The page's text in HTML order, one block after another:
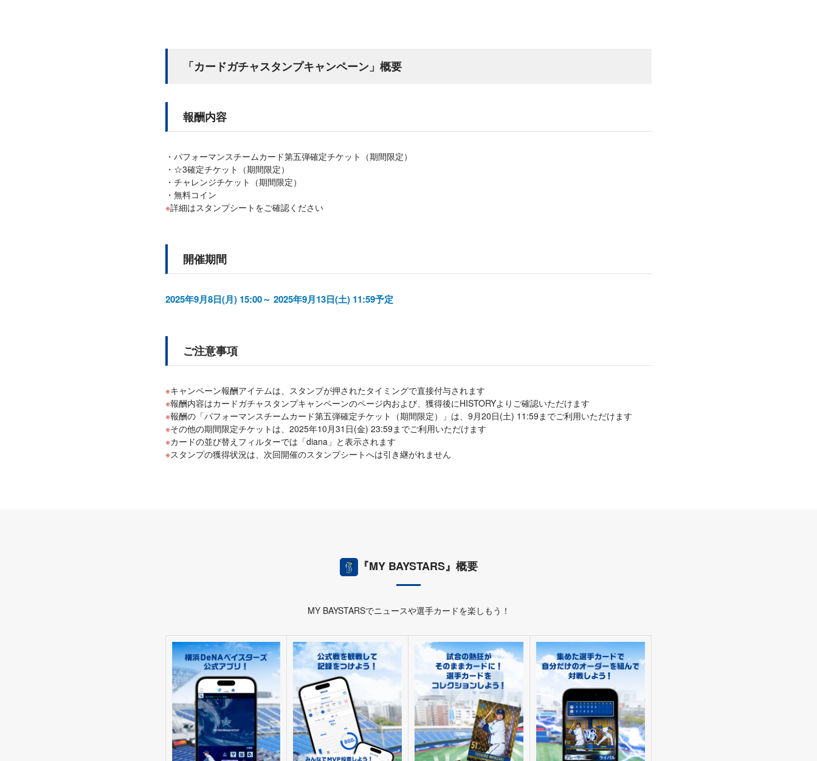
「カードガチャスタンプキャンペーン」概要
報酬内容
パフォーマンスチームカード第五弾確定チケット（期間限定）
☆3確定チケット（期間限定）
チャレンジチケット（期間限定）
無料コイン
詳細はスタンプシートをご確認ください
開催期間
2025年9月8日(月) 15:00～ 2025年9月13日(土) 11:59予定
ご注意事項
キャンペーン報酬アイテムは、スタンプが押されたタイミングで直接付与されます
報酬内容はカードガチャスタンプキャンペーンのページ内および、獲得後にHISTORYよりご確認いただけます
報酬の「パフォーマンスチームカード第五弾確定チケット（期間限定）」は、9月20日(土) 11:59までご利用いただけます
その他の期間限定チケットは、2025年10月31日(金) 23:59までご利用いただけます
カードの並び替えフィルターでは「diana」と表示されます
スタンプの獲得状況は、次回開催のスタンプシートへは引き継がれません
『MY BAYSTARS』概要
MY BAYSTARSでニュースや選手カードを楽しもう！